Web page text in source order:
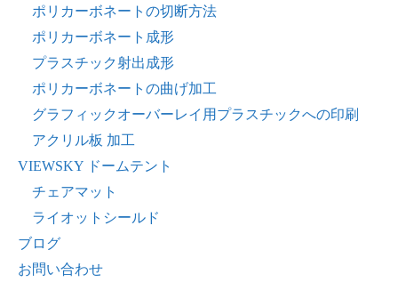
ポリカーボネートの切断方法
ポリカーボネート成形
プラスチック射出成形
ポリカーボネートの曲げ加工
グラフィックオーバーレイ用プラスチックへの印刷
アクリル板 加工
VIEWSKY ドームテント
チェアマット
ライオットシールド
ブログ
お問い合わせ